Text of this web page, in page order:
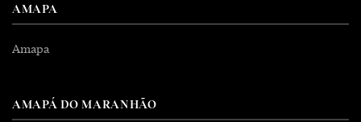
AMAPA
Amapa
AMAPÁ DO MARANHÃO